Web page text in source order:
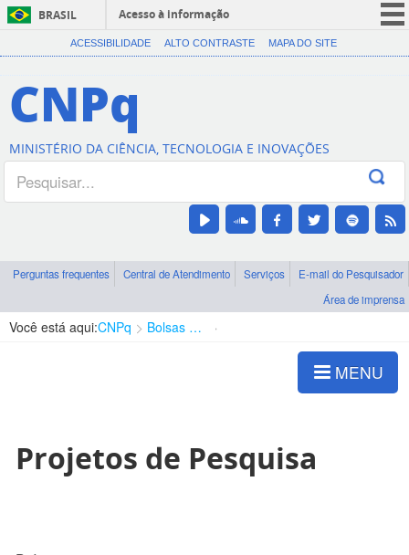
BRASIL
Acesso à informação
CORONAVÍRUS (COVID-19)
Canais
ACESSIBILIDADE ALTO CONTRASTE MAPA DO SITE
CNPq
MINISTÉRIO DA CIÊNCIA, TECNOLOGIA E INOVAÇÕES
Perguntas frequentes Central de Atendimento Serviços
E-mail do Pesquisador
Área de imprensa
Você está aqui:CNPq Bolsas e Auxílios Vigentes
MENU
Projetos de Pesquisa